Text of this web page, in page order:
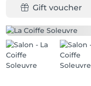
Gift voucher